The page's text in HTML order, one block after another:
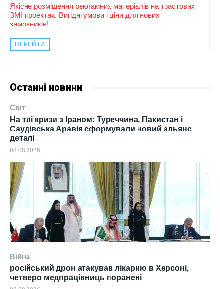
Якісне розміщення рекламних матеріалів на трастових
ЗМІ проектах. Вигідні умови і ціни для нових
замовників!
ПЕРЕЙТИ
Останні новини
Світ
На тлі кризи з Іраном: Туреччина, Пакистан і
Саудівська Аравія сформували новий альянс,
деталі
08.08.2026
Війна
російський дрон атакував лікарню в Херсоні,
четверо медпрацівниць поранені